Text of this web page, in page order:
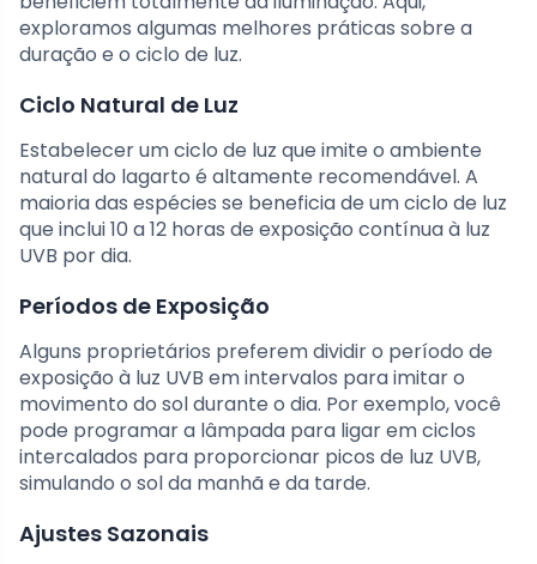
exploramos algumas melhores práticas sobre a
duração e o ciclo de luz.
Ciclo Natural de Luz
Estabelecer um ciclo de luz que imite o ambiente
natural do lagarto é altamente recomendável. A
maioria das espécies se beneficia de um ciclo de luz
que inclui 10 a 12 horas de exposição contínua à luz
UVB por dia.
Períodos de Exposição
Alguns proprietários preferem dividir o período de
exposição à luz UVB em intervalos para imitar o
movimento do sol durante o dia. Por exemplo, você
pode programar a lâmpada para ligar em ciclos
intercalados para proporcionar picos de luz UVB,
simulando o sol da manhã e da tarde.
Ajustes Sazonais